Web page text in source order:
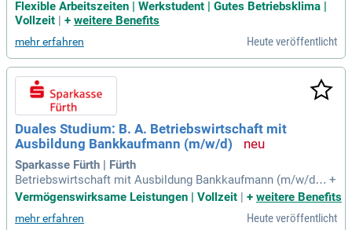
Datenwissenschaften oder Psychologie. Auch eine gleichw
ertige Qualifikation (z. B. Bankbetriebswirt/in) ist herzlich wi
Flexible Arbeitszeiten | Werkstudent | Gutes Betriebsklima |
Vollzeit
+ weitere Benefits
mehr erfahren Heute veröffentlicht
Duales Studium: B. A. Betriebswirtschaft mit
Ausbildung Bankkaufmann (m/w/d)
Sparkasse Fürth | Fürth
Betriebswirtschaft mit Ausbildung Bankkaufmann (m/w/d);
01.09.2027: Theorie trifft Praxis: Dein duales Studium bei un
s ab 01.09.2027: Du möchtest studieren und gleichzeitig wer
tvolle Berufserfahrung sammeln?
+
Vermögenswirksame Leistungen | Vollzeit | + weitere Benefits
mehr erfahren Heute veröffentlicht